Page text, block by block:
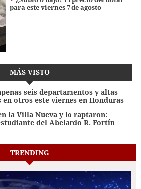
para este viernes 7 de agosto
MÁS VISTO
seis departamentos y altas
otros este viernes en Honduras
la Villa Nueva y lo raptaron:
del Abelardo R. Fortín
TRENDING